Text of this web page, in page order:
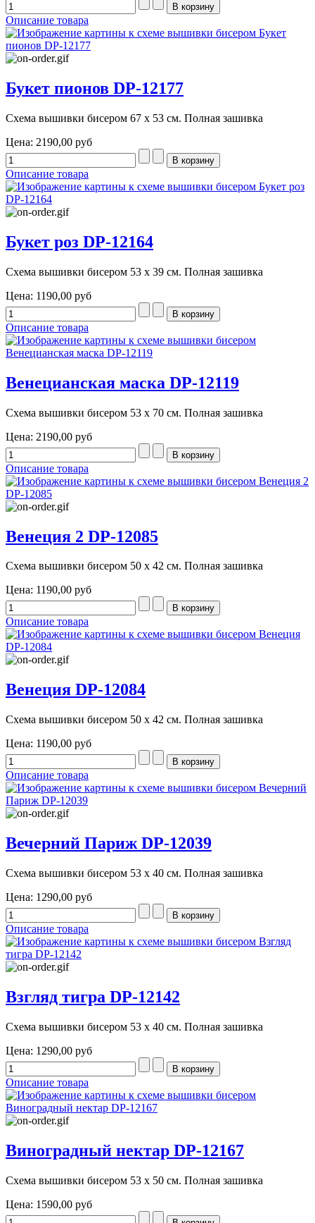
Описание товара
Букет пионов DP-12177
Схема вышивки бисером 67 х 53 см. Полная зашивка
Цена: 2190,00 руб
Описание товара
Букет роз DP-12164
Схема вышивки бисером 53 х 39 см. Полная зашивка
Цена: 1190,00 руб
Описание товара
Венецианская маска DP-12119
Схема вышивки бисером 53 х 70 см. Полная зашивка
Цена: 2190,00 руб
Описание товара
Венеция 2 DP-12085
Схема вышивки бисером 50 х 42 см. Полная зашивка
Цена: 1190,00 руб
Описание товара
Венеция DP-12084
Схема вышивки бисером 50 х 42 см. Полная зашивка
Цена: 1190,00 руб
Описание товара
Вечерний Париж DP-12039
Схема вышивки бисером 53 х 40 см. Полная зашивка
Цена: 1290,00 руб
Описание товара
Взгляд тигра DP-12142
Схема вышивки бисером 53 х 40 см. Полная зашивка
Цена: 1290,00 руб
Описание товара
Виноградный нектар DP-12167
Схема вышивки бисером 53 х 50 см. Полная зашивка
Цена: 1590,00 руб